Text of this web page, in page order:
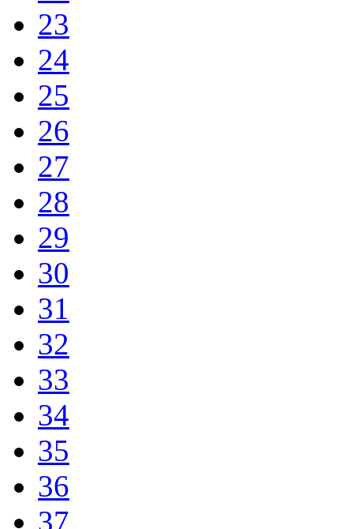
23
24
25
26
27
28
29
30
31
32
33
34
35
36
37